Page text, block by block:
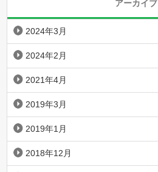
アーカイブ
2024年3月
2024年2月
2021年4月
2019年3月
2019年1月
2018年12月